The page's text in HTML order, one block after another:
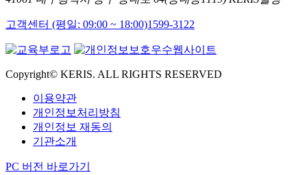
고객센터 (평일: 09:00 ~ 18:00)1599-3122
Copyright© KERIS. ALL RIGHTS RESERVED
이용약관
개인정보처리방침
개인정보 재동의
기관소개
PC 버전 바로가기